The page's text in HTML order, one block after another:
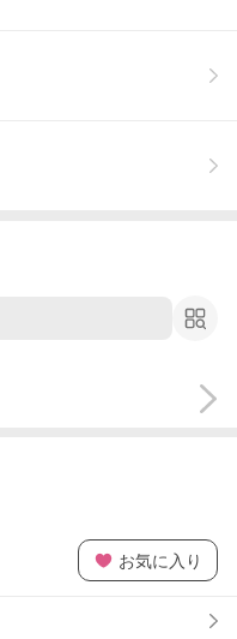
お気に入り